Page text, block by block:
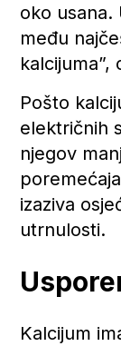
oko usana.
među
kalcijuma”,
Pošto
električnih
njegov
izaziva
utrnulosti.
Kalcijum